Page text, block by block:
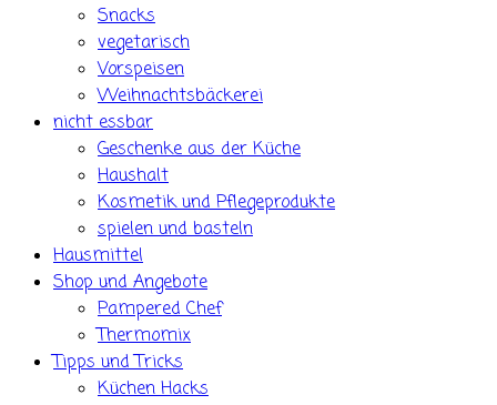
Snacks
vegetarisch
Vorspeisen
Weihnachtsbäckerei
nicht essbar
Geschenke aus der Küche
Haushalt
Kosmetik und Pflegeprodukte
spielen und basteln
Hausmittel
Shop und Angebote
Pampered Chef
Thermomix
Tipps und Tricks
Küchen Hacks